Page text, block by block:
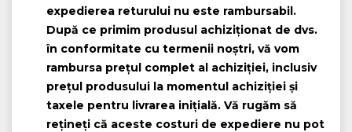
expedierea returului nu este rambursabil.
După ce primim produsul achiziționat de dvs.
în conformitate cu termenii noștri, vă vom
rambursa prețul complet al achiziției, inclusiv
prețul produsului la momentul achiziției și
taxele pentru livrarea inițială. Vă rugăm să
rețineți că aceste costuri de expediere nu pot